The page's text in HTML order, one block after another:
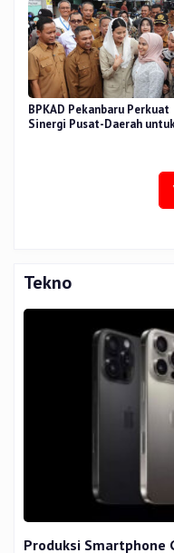
BPKAD Pekanbaru Perkuat
Sinergi Pusat-Daerah
Tekno
Produksi Smartphone